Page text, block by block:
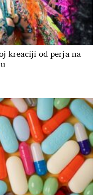
kreaciji od perja na